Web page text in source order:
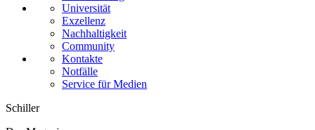
Universität
Exzellenz
Nachhaltigkeit
Community
Kontakte
Notfälle
Service für Medien
Schiller